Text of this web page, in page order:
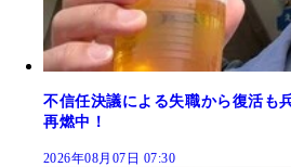
不信任決議による失職から復活も
再燃中！
2026年08月07日 07:30